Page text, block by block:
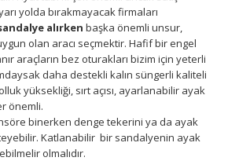
yolda bırakmayacak firmaları
alırken başka önemli unsur,
olan aracı seçmektir. Hafif bir engel
araçların bez oturakları bizim için yeterli
daha destekli kalın süngerli kaliteli
yüksekliği, sırt açısı, ayarlanabilir ayak
önemli.
binerken denge tekerini ya da ayak
Katlanabilir bir sandalyenin ayak
olmalıdır.